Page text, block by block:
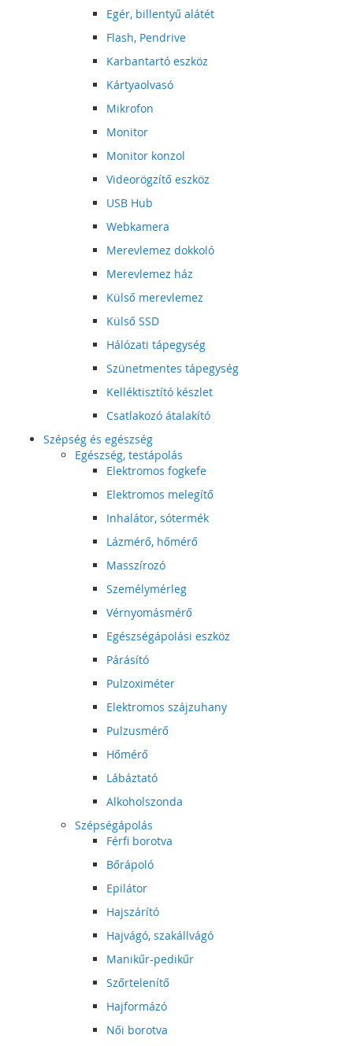
Egér, billentyű alátét
Flash, Pendrive
Karbantartó eszköz
Kártyaolvasó
Mikrofon
Monitor
Monitor konzol
Videorögzítő eszköz
USB Hub
Webkamera
Merevlemez dokkoló
Merevlemez ház
Külső merevlemez
Külső SSD
Hálózati tápegység
Szünetmentes tápegység
Kelléktisztító készlet
Csatlakozó átalakító
Szépség és egészség
Egészség, testápolás
Elektromos fogkefe
Elektromos melegítő
Inhalátor, sótermék
Lázmérő, hőmérő
Masszírozó
Személymérleg
Vérnyomásmérő
Egészségápolási eszköz
Párásító
Pulzoximéter
Elektromos szájzuhany
Pulzusmérő
Hőmérő
Lábáztató
Alkoholszonda
Szépségápolás
Férfi borotva
Bőrápoló
Epilátor
Hajszárító
Hajvágó, szakállvágó
Manikűr-pedikűr
Szőrtelenítő
Hajformázó
Női borotva